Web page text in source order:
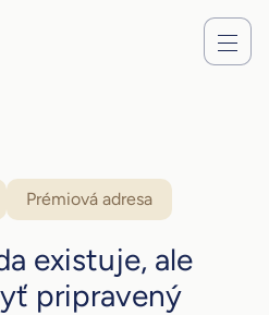
Prémiová adresa
existuje, ale
pripravený